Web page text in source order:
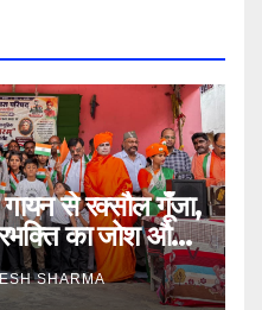
से रक्सौल गूंँजा,
का जोश और
SHARMA